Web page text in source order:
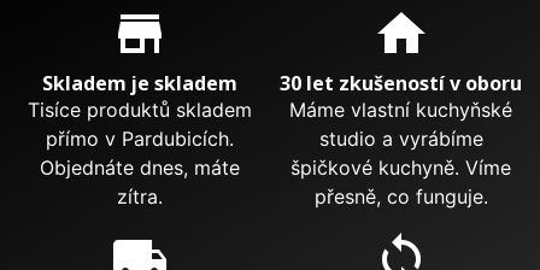
Proč nakupovat u nás?
store_mall_directory
Skladem je skladem
Tisíce produktů skladem
přímo v Pardubicích.
Objednáte dnes, máte
zítra.
home
30 let zkušeností v oboru
Máme vlastní kuchyňské
studio a vyrábíme
špičkové kuchyně. Víme
přesně, co funguje.